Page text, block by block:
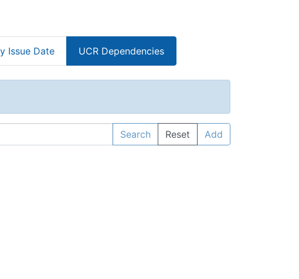
Issue Date UCR Dependencies
Search Reset Add